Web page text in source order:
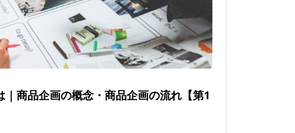
｜商品企画の概念・商品企画の流れ【第1